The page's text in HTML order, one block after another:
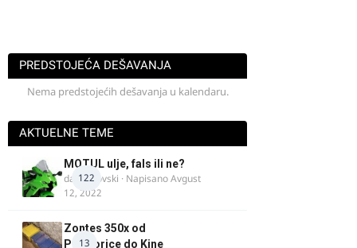
PREDSTOJEĆA DEŠAVANJA
Nema predstojećih dešavanja u kalendaru.
AKTUELNE TEME
122
MOTUL ulje, fals ili ne?
dalipopovski · NapisanoAvgust
12, 2022
13
Zontes 350x od
Podgorice do Kine